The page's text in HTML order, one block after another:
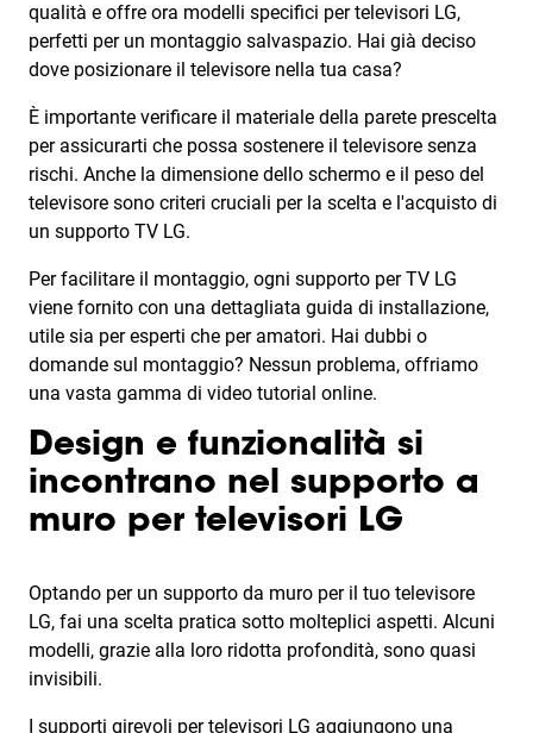
qualità e offre ora modelli specifici per televisori LG,
perfetti per un montaggio salvaspazio. Hai già deciso
dove posizionare il televisore nella tua casa?
È importante verificare il materiale della parete prescelta
per assicurarti che possa sostenere il televisore senza
rischi. Anche la dimensione dello schermo e il peso del
televisore sono criteri cruciali per la scelta e l'acquisto di
un supporto TV LG.
Per facilitare il montaggio, ogni supporto per TV LG
viene fornito con una dettagliata guida di installazione,
utile sia per esperti che per amatori. Hai dubbi o
domande sul montaggio? Nessun problema, offriamo
una vasta gamma di video tutorial online.
Design e funzionalità si
incontrano nel supporto a
muro per televisori LG
Optando per un supporto da muro per il tuo televisore
LG, fai una scelta pratica sotto molteplici aspetti. Alcuni
modelli, grazie alla loro ridotta profondità, sono quasi
invisibili.
I supporti girevoli per televisori LG aggiungono una